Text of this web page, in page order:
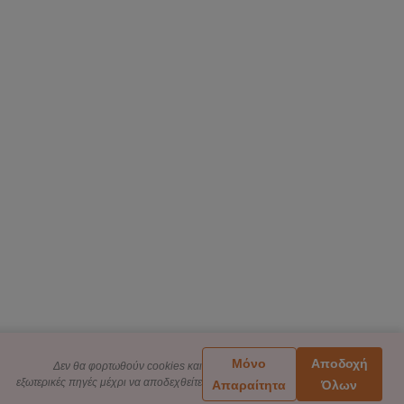
Δεν θα φορτωθούν cookies και
εξωτερικές πηγές μέχρι να αποδεχθείτε
Μόνο
Απαραίτητα
Αποδοχή
Όλων